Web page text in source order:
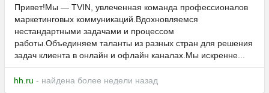
Привет!Мы — TVIN, увлеченная команда профессионалов
маркетинговых коммуникаций.Вдохновляемся
нестандартными задачами и процессом
работы.Объединяем таланты из разных стран для решения
задач клиента в онлайн и офлайн каналах.Мы искренне...
hh.ru - найдена более недели назад